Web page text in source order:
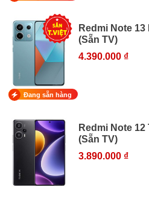
Redmi Note
(Sẵn TV)
4.390.000 ₫
Đang sẵn hàng
Redmi Note
(Sẵn TV)
3.890.000 ₫